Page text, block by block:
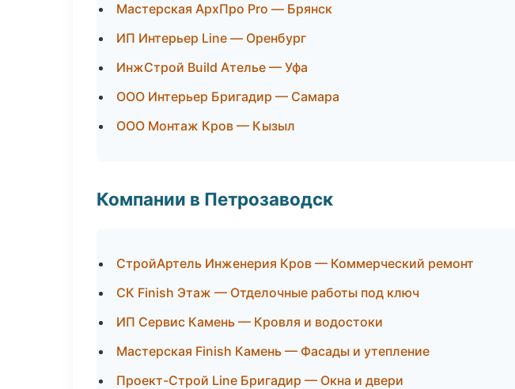
Мастерская АрхПро Pro — Брянск
ИП Интерьер Line — Оренбург
ИнжСтрой Build Ателье — Уфа
ООО Интерьер Бригадир — Самара
ООО Монтаж Кров — Кызыл
Компании в Петрозаводск
СтройАртель Инженерия Кров — Коммерческий ремонт
СК Finish Этаж — Отделочные работы под ключ
ИП Сервис Камень — Кровля и водостоки
Мастерская Finish Камень — Фасады и утепление
Проект-Строй Line Бригадир — Окна и двери